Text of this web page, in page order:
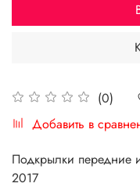
(0)
Добавить в
Подкрылки передние
2017